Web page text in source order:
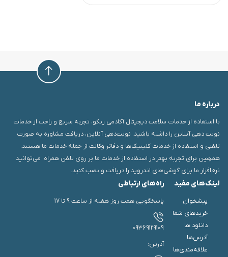
درباره ما
با استفاده از خدمات سلامت دیجیتال آکادمی ریکو، تجربه سریع و راحت از خدمات
نوبت دهی آنلاین را داشته باشید. نوبت‌دهی آنلاین، دریافت مشاوره به صورت
تلفنی و استفاده از خدمات کلینیک‌ها و دفاتر وکالت از جمله خدمات ما هستند.
همچنین برای تجربه بهتر در استفاده از خدمات ما بر روی تلفن همراه، می‌توانید
نرم‌افزار ما برای گوشی‌های اندروید را دریافت و نصب کنید.
لینک‌های مفید
پیشخوان
خریدهای شما
دانلود ها
آدرس‌ها
علاقه‌مندی‌ها
راه‌های ارتباطی
پاسخگویی هفت روز هفته از ساعت 9 تا 17
09369129109
آدرس: